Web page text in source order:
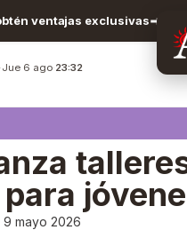
ventajas exclusivas
·Jue 6 ago·23:32
9 mayo 2026